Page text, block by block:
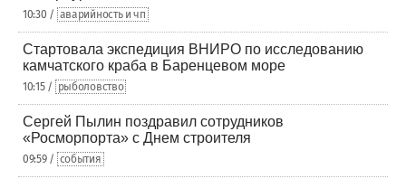
10:30 / аварийность и чп
Стартовала экспедиция ВНИРО по исследованию
камчатского краба в Баренцевом море
10:15 / рыболовство
Сергей Пылин поздравил сотрудников
«Росморпорта» с Днем строителя
09:59 / события